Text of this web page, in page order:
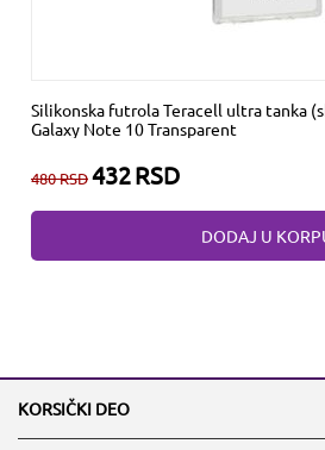
Silikonska futrola Teracell ultra tanka
Galaxy Note 10 Transparent
480RSD432RSD
DODAJ U
KORSIČKI DEO